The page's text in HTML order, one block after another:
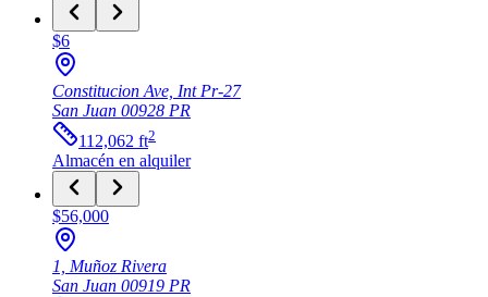
$6
Constitucion Ave, Int Pr-27
San Juan 00928 PR
112,062 ft2
Almacén en alquiler
$56,000
1, Muñoz Rivera
San Juan 00919 PR